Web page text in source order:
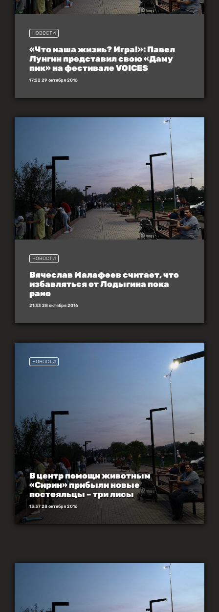
НОВОСТИ
«Что наша жизнь? Игра!»: Павел
Лунгин представил свою «Даму
пик» на фестивале VOICES
17:22 29 октября 2016
НОВОСТИ
Вячеслав Малафеев считает, что
избавляться от Лодыгина пока
рано
21:33 28 октября 2016
НОВОСТИ
В центр помощи животным
«Сирин» прибыли новые
постояльцы – три лисы
13:37 28 октября 2016